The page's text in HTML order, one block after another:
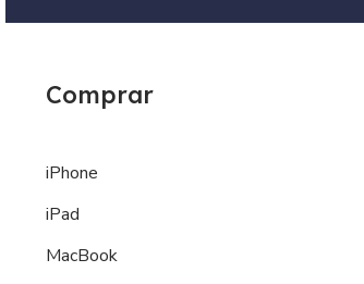
Comprar
iPhone
iPad
MacBook